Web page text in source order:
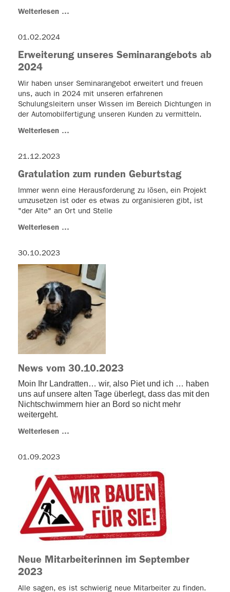
Weiterlesen …
01.02.2024
Erweiterung unseres Seminarangebots ab
2024
Wir haben unser Seminarangebot erweitert und freuen
uns, auch in 2024 mit unseren erfahrenen
Schulungsleitern unser Wissen im Bereich Dichtungen in
der Automobilfertigung unseren Kunden zu vermitteln.
Weiterlesen …
21.12.2023
Gratulation zum runden Geburtstag
Immer wenn eine Herausforderung zu lösen, ein Projekt
umzusetzen ist oder es etwas zu organisieren gibt, ist
"der Alte" an Ort und Stelle
Weiterlesen …
30.10.2023
News vom 30.10.2023
Moin Ihr Landratten… wir, also Piet und ich … haben
uns auf unsere alten Tage überlegt, dass das mit den
Nichtschwimmern hier an Bord so nicht mehr
weitergeht.
Weiterlesen …
01.09.2023
Neue Mitarbeiterinnen im September
2023
Alle sagen, es ist schwierig neue Mitarbeiter zu finden.